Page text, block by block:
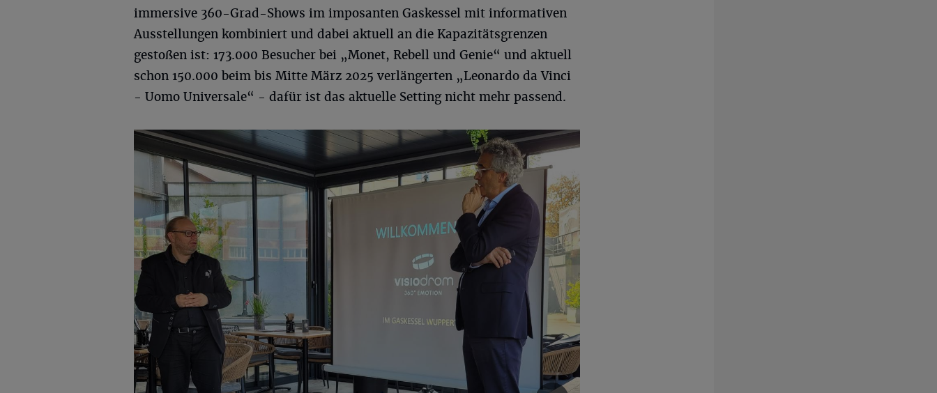
immersive 360-Grad-Shows im imposanten Gaskessel mit informativen
Ausstellungen kombiniert und dabei aktuell an die Kapazitätsgrenzen
gestoßen ist: 173.000 Besucher bei „Monet, Rebell und Genie“ und aktuell
schon 150.000 beim bis Mitte März 2025 verlängerten „Leonardo da Vinci
- Uomo Universale“ - dafür ist das aktuelle Setting nicht mehr passend.